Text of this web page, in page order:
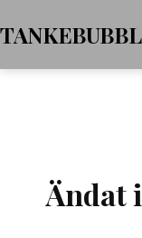
till
innehåll
Ändat